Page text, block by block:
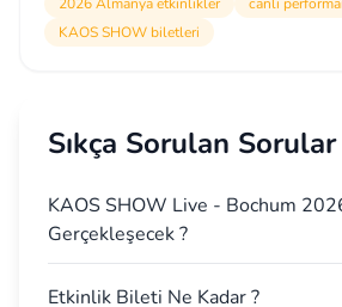
KAOS SHOW biletleri
Sıkça Sorulan Sorular
KAOS SHOW Live - Bochum
Gerçekleşecek ?
Etkinlik Bileti Ne Kadar ?